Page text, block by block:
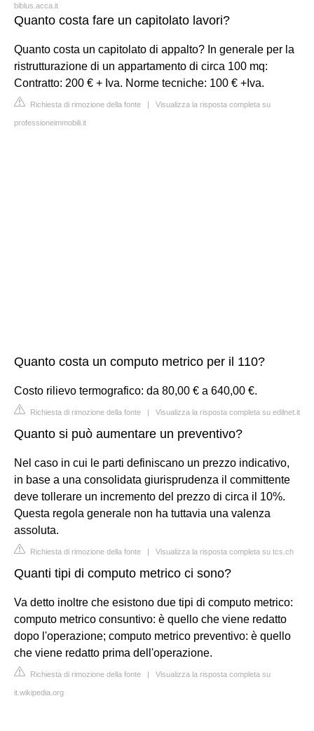
biblus.acca.it
Quanto costa fare un capitolato lavori?
Quanto costa un capitolato di appalto? In generale per la
ristrutturazione di un appartamento di circa 100 mq:
Contratto: 200 € + Iva. Norme tecniche: 100 € +Iva.
Richiesta di rimozione della fonte | Visualizza la risposta completa su
professioneimmobili.it
Quanto costa un computo metrico per il 110?
Costo rilievo termografico: da 80,00 € a 640,00 €.
Richiesta di rimozione della fonte | Visualizza la risposta completa su edilnet.it
Quanto si può aumentare un preventivo?
Nel caso in cui le parti definiscano un prezzo indicativo,
in base a una consolidata giurisprudenza il committente
deve tollerare un incremento del prezzo di circa il 10%.
Questa regola generale non ha tuttavia una valenza
assoluta.
Richiesta di rimozione della fonte | Visualizza la risposta completa su tcs.ch
Quanti tipi di computo metrico ci sono?
Va detto inoltre che esistono due tipi di computo metrico:
computo metrico consuntivo: è quello che viene redatto
dopo l'operazione; computo metrico preventivo: è quello
che viene redatto prima dell'operazione.
Richiesta di rimozione della fonte | Visualizza la risposta completa su
it.wikipedia.org